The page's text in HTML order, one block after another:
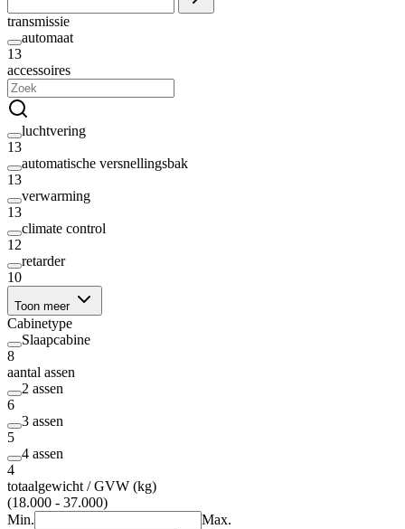
transmissie
automaat
13
accessoires
luchtvering
13
automatische versnellingsbak
13
verwarming
13
climate control
12
retarder
10
Toon meer
Cabinetype
Slaapcabine
8
aantal assen
2 assen
6
3 assen
5
4 assen
4
totaalgewicht / GVW (kg)
(18.000 - 37.000)
Min.
Max.